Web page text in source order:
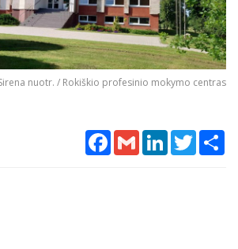
nuotr. / Rokiškio profesinio mokymo centras
Facebook
Gmail LinkedInTwitter